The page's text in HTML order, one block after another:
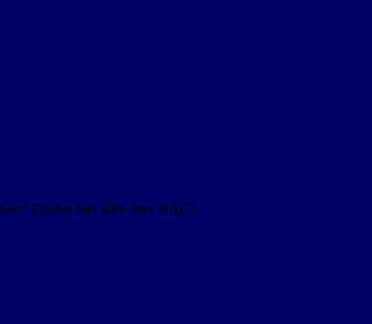
Erfahre hier alles über NAG!